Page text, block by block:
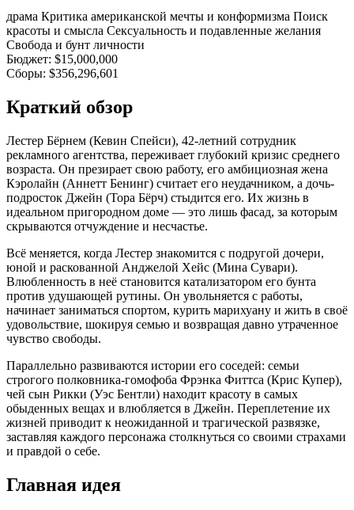
драма Критика американской мечты и конформизма Поиск
красоты и смысла Сексуальность и подавленные желания
Свобода и бунт личности
Бюджет: $15,000,000
Сборы: $356,296,601
Краткий обзор
Лестер Бёрнем (Кевин Спейси), 42-летний сотрудник
рекламного агентства, переживает глубокий кризис среднего
возраста. Он презирает свою работу, его амбициозная жена
Кэролайн (Аннетт Бенинг) считает его неудачником, а дочь-
подросток Джейн (Тора Бёрч) стыдится его. Их жизнь в
идеальном пригородном доме — это лишь фасад, за которым
скрываются отчуждение и несчастье.
Всё меняется, когда Лестер знакомится с подругой дочери,
юной и раскованной Анджелой Хейс (Мина Сувари).
Влюбленность в неё становится катализатором его бунта
против удушающей рутины. Он увольняется с работы,
начинает заниматься спортом, курить марихуану и жить в своё
удовольствие, шокируя семью и возвращая давно утраченное
чувство свободы.
Параллельно развиваются истории его соседей: семьи
строгого полковника-гомофоба Фрэнка Фиттса (Крис Купер),
чей сын Рикки (Уэс Бентли) находит красоту в самых
обыденных вещах и влюбляется в Джейн. Переплетение их
жизней приводит к неожиданной и трагической развязке,
заставляя каждого персонажа столкнуться со своими страхами
и правдой о себе.
Главная идея